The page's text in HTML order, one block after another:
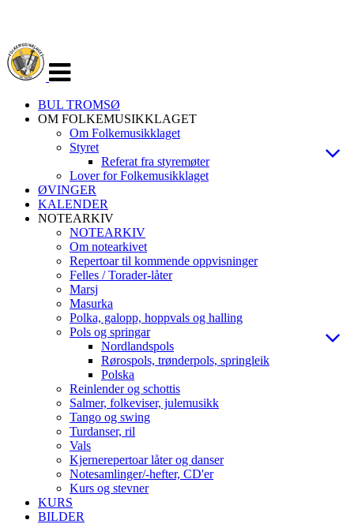
navigasjon
BUL TROMSØ
OM FOLKEMUSIKKLAGET
Om Folkemusikklaget
Styret
Referat fra styremøter
Lover for Folkemusikklaget
ØVINGER
KALENDER
NOTEARKIV
NOTEARKIV
Om notearkivet
Repertoar til kommende oppvisninger
Felles / Torader-låter
Marsj
Masurka
Polka, galopp, hoppvals og halling
Pols og springar
Nordlandspols
Rørospols, trønderpols, springleik
Polska
Reinlender og schottis
Salmer, folkeviser, julemusikk
Tango og swing
Turdanser, ril
Vals
Kjernerepertoar låter og danser
Notesamlinger/-hefter, CD'er
Kurs og stevner
KURS
BILDER